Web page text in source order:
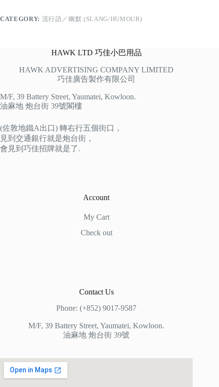
CATEGORY: 流行語／幽默 (SLANG/HUMOUR)
HAWK LTD 巧佳小巴用品
HAWK ADVERTISING COMPANY LIMITED
巧佳廣告製作有限公司
M/F, 39 Battery Street, Yaumatei, Kowloon.
油麻地 炮台街 39號閣樓
(佐敦地鐵A出口) 轉右行五個街口，
見到交通銀行就是炮台街，
會見到巧佳招牌就是了.
Account
My Cart
Check out
Contact Us
Phone: (+852) 9017-9587
M/F, 39 Battery Street, Yaumatei, Kowloon.
油麻地 炮台街 39號